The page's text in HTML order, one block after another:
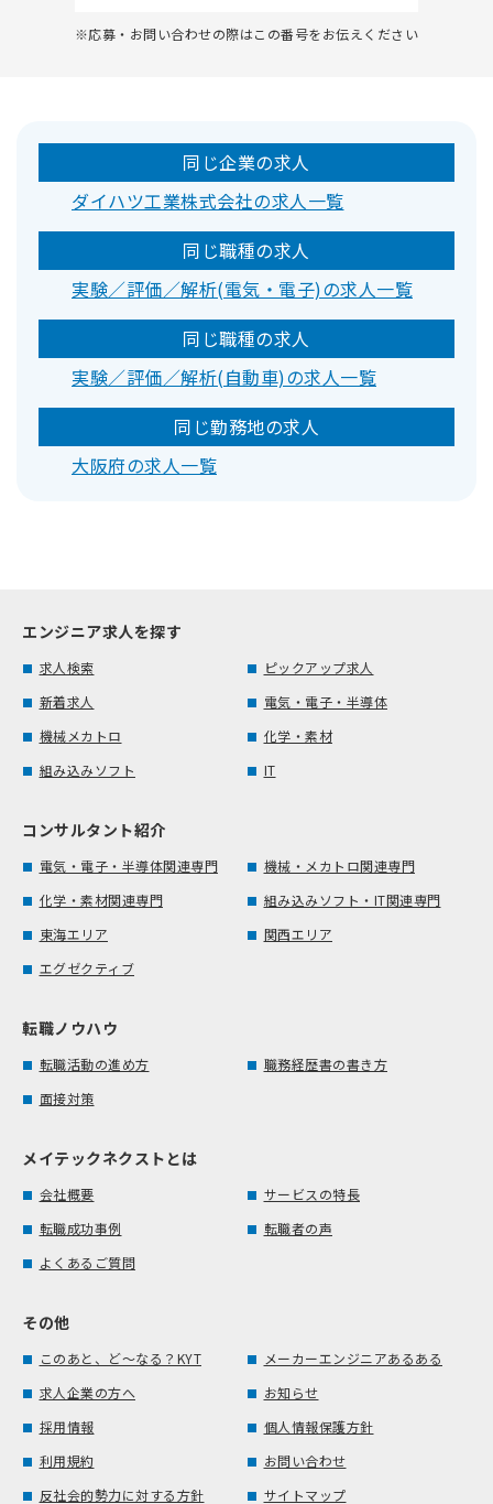
※応募・お問い合わせの際はこの番号をお伝えください
同じ企業の求人
ダイハツ工業株式会社の求人一覧
同じ職種の求人
実験／評価／解析(電気・電子)の求人一覧
同じ職種の求人
実験／評価／解析(自動車)の求人一覧
同じ勤務地の求人
大阪府の求人一覧
エンジニア求人を探す
求人検索
ピックアップ求人
新着求人
電気・電子・半導体
機械メカトロ
化学・素材
組み込みソフト
IT
コンサルタント紹介
電気・電子・半導体関連専門
機械・メカトロ関連専門
化学・素材関連専門
組み込みソフト・IT関連専門
東海エリア
関西エリア
エグゼクティブ
転職ノウハウ
転職活動の進め方
職務経歴書の書き方
面接対策
メイテックネクストとは
会社概要
サービスの特長
転職成功事例
転職者の声
よくあるご質問
その他
このあと、ど～なる？KYT
メーカーエンジニアあるある
求人企業の方へ
お知らせ
採用情報
個人情報保護方針
利用規約
お問い合わせ
反社会的勢力に対する方針
サイトマップ